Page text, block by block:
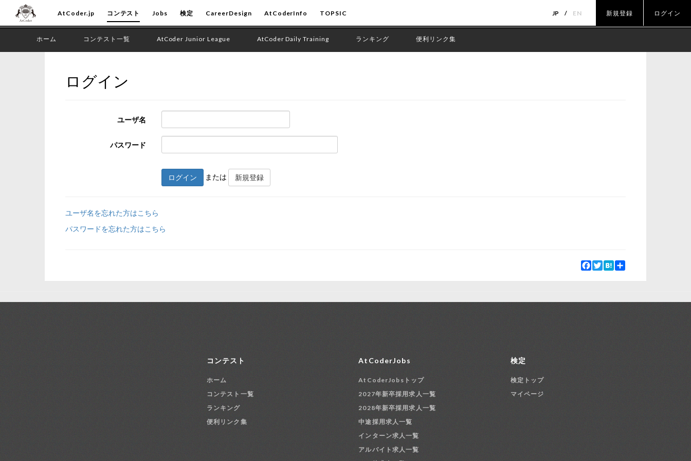
AtCoder.jp コンテスト Jobs 検定 CareerDesign AtCoderInfo TOPSIC JP EN 新規登録 ログイン
ホーム コンテスト一覧 AtCoder Junior League AtCoder Daily Training ランキング 便利リンク集
ログイン
ユーザ名
パスワード
ログイン または 新規登録
ユーザ名を忘れた方はこちら
パスワードを忘れた方はこちら
Facebook
Twitter
Hatena
コンテスト
ホーム
コンテスト一覧
ランキング
便利リンク集
AtCoderJobs
AtCoderJobsトップ
2027年新卒採用求人一覧
2028年新卒採用求人一覧
中途採用求人一覧
インターン求人一覧
アルバイト求人一覧
検定
検定トップ
マイページ